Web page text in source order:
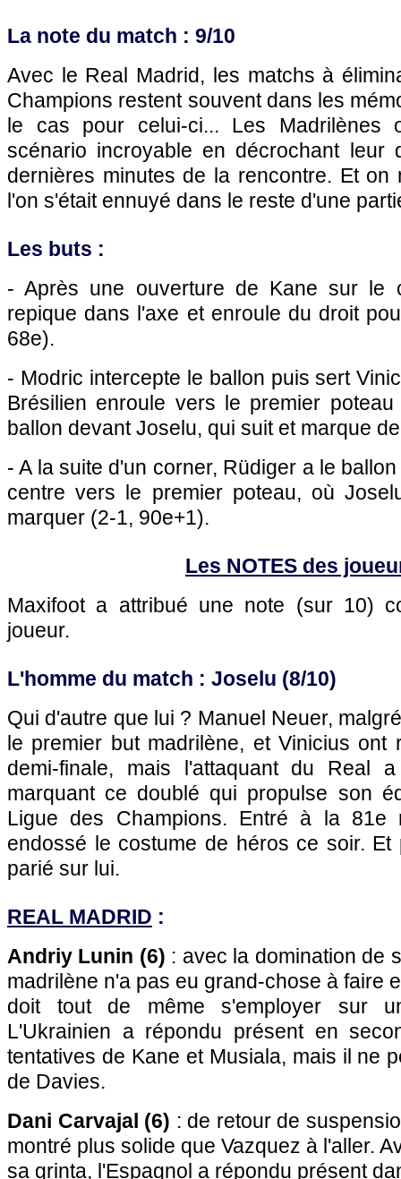
La note du match : 9/10
Avec le Real Madrid, les matchs à
Champions restent souvent dans les
le cas pour celui-ci... Les Madrilènes
scénario incroyable en décrochant leur
dernières minutes de la rencontre. Et
l'on s'était ennuyé dans le reste d'une
Les buts :
- Après une ouverture de Kane sur le
repique dans l'axe et enroule du droit
68e).
- Modric intercepte le ballon puis sert
Brésilien enroule vers le premier
ballon devant Joselu, qui suit et marque
- A la suite d'un corner, Rüdiger a le
centre vers le premier poteau, où
marquer (2-1, 90e+1).
Les NOTES des
Maxifoot a attribué une note (sur 10)
joueur.
L'homme du match : Joselu (8/10)
Qui d'autre que lui ? Manuel Neuer,
le premier but madrilène, et Vinicius ont
demi-finale, mais l'attaquant du Real
marquant ce doublé qui propulse son
Ligue des Champions. Entré à la 81e
endossé le costume de héros ce soir. Et
parié sur lui.
REAL MADRID :
Andriy Lunin (6) : avec la domination de
madrilène n'a pas eu grand-chose à faire
doit tout de même s'employer sur
L'Ukrainien a répondu présent en
tentatives de Kane et Musiala, mais il ne
de Davies.
Dani Carvajal (6) : de retour de
montré plus solide que Vazquez à l'aller.
sa grinta, l'Espagnol a répondu présent